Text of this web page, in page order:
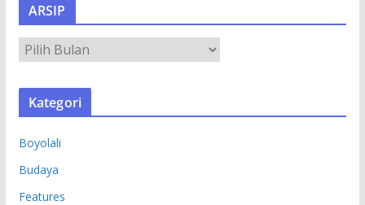
ARSIP
R
S
Kategori
Boyolali
Budaya
Features